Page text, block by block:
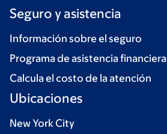
Seguro y asistencia
Información sobre el seguro
Programa de asistencia financiera
Calcula el costo de la atención
Ubicaciones
New York City